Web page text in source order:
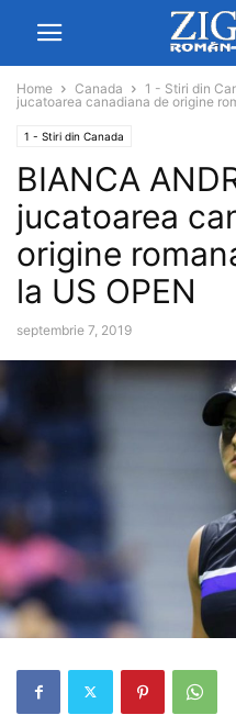
Home Canada 1 - Stiri din
jucatoarea canadiana de origine
1 - Stiri din Canada
BIANCA
jucatoarea
origine
la US OPEN
septembrie 7, 2019